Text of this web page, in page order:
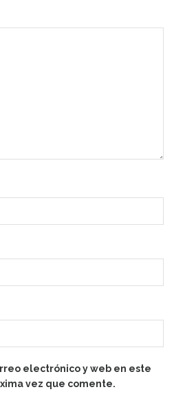
electrónico y web en este
vez que comente.